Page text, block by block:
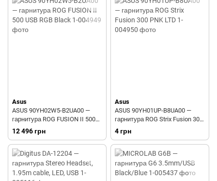
Asus
ASUS 90YH02W5-B2UA00 —
гарнитура ROG FUSION II 500
USB RGB Black
12 496 грн
Asus
ASUS 90YH01UP-B8UA00 —
гарнитура ROG Strix Fusion 300
PNK LTD
4 грн